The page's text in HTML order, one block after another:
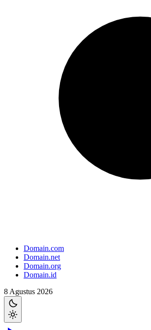
Domain.com
Domain.net
Domain.org
Domain.id
8 Agustus 2026